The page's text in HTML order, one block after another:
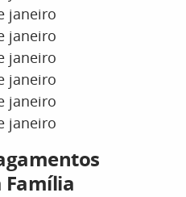
janeiro
janeiro
janeiro
janeiro
janeiro
janeiro
Família